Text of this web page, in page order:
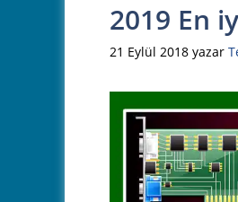
2019 En
21 Eylül 2018 yazar